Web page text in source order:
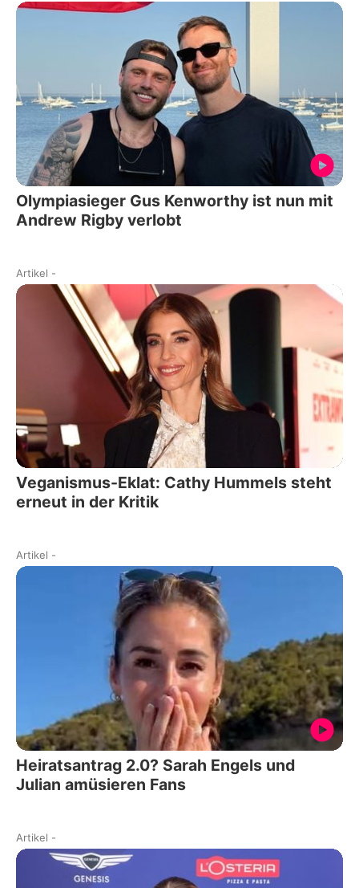
Olympiasieger Gus Kenworthy ist nun mit
Andrew Rigby verlobt
Artikel -
Veganismus-Eklat: Cathy Hummels steht
erneut in der Kritik
Artikel -
Heiratsantrag 2.0? Sarah Engels und
Julian amüsieren Fans
Artikel -